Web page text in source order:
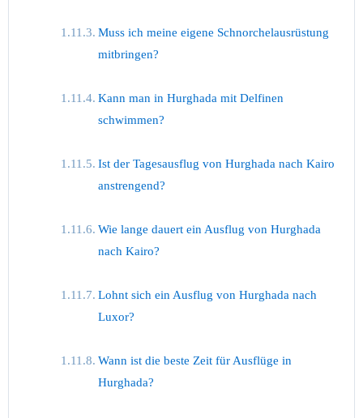
Muss ich meine eigene Schnorchelausrüstung
mitbringen?
Kann man in Hurghada mit Delfinen
schwimmen?
Ist der Tagesausflug von Hurghada nach Kairo
anstrengend?
Wie lange dauert ein Ausflug von Hurghada
nach Kairo?
Lohnt sich ein Ausflug von Hurghada nach
Luxor?
Wann ist die beste Zeit für Ausflüge in
Hurghada?